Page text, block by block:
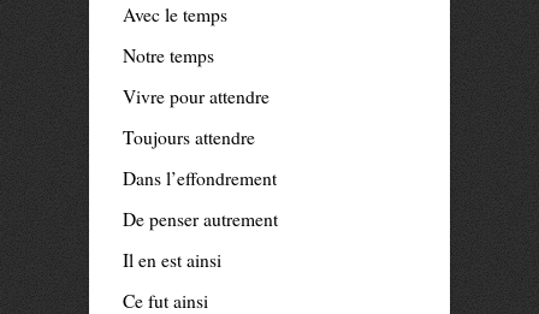
Avec le temps
Notre temps
Vivre pour attendre
Toujours attendre
Dans l’effondrement
De penser autrement
Il en est ainsi
Ce fut ainsi